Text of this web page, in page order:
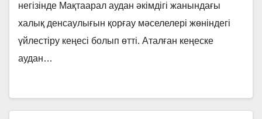
негізінде Мақтаарал аудан әкімдігі жанындағы
халық денсаулығын қорғау мәселелері жөніндегі
үйлестіру кеңесі болып өтті. Аталған кеңеске
аудан…